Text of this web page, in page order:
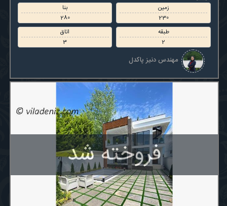
زمین
230
بنا
280
طبقه
2
اتاق
3
مهندس دنیز پاکدل
فروخته شد